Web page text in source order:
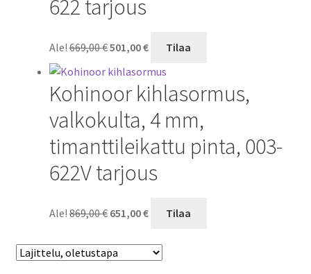
622 tarjous
Ale!669,00€
hinta
oli:
669,00 €.
501,00€
on:
501,00 €.
Tilaa
Kohinoor kihlasormus,
valkokulta, 4 mm,
timanttileikattu pinta, 003-
622V tarjous
Ale!869,00€
hinta
869,00 €.
651,00€
651,00 €.
Tilaa